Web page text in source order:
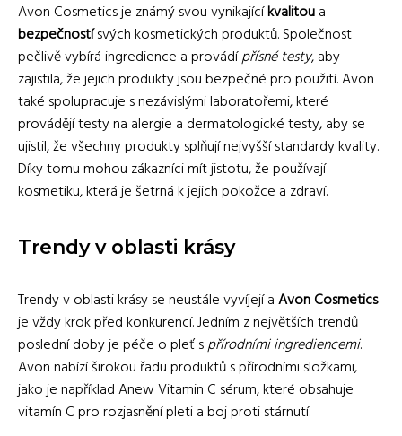
Avon Cosmetics je známý svou vynikajícíkvalitoua
bezpečnostísvých kosmetických produktů. Společnost
pečlivě vybírá ingredience a provádípřísné testy, aby
zajistila, že jejich produkty jsou bezpečné pro použití. Avon
také spolupracuje s nezávislými laboratořemi, které
provádějí testy na alergie a dermatologické testy, aby se
ujistil, že všechny produkty splňují nejvyšší standardy kvality.
Díky tomu mohou zákazníci mít jistotu, že používají
kosmetiku, která je šetrná k jejich pokožce a zdraví.
Trendy v oblasti krásy
Trendy v oblasti krásy se neustále vyvíjejí aAvon Cosmetics
je vždy krok před konkurencí. Jedním z největších trendů
poslední doby je péče o pleť spřírodními ingrediencemi.
Avon nabízí širokou řadu produktů s přírodními složkami,
jako je například Anew Vitamin C sérum, které obsahuje
vitamín C pro rozjasnění pleti a boj proti stárnutí.